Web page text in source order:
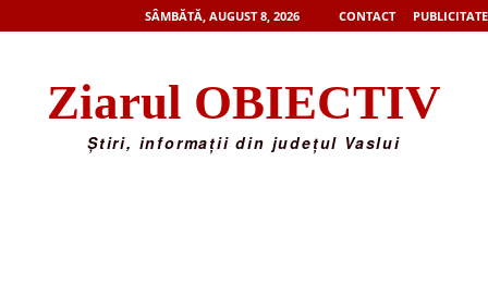
SÂMBĂTĂ, AUGUST 8, 2026 CONTACT PUBLICITATE
Ziarul OBIECTIV
Știri, informații din județul Vaslui